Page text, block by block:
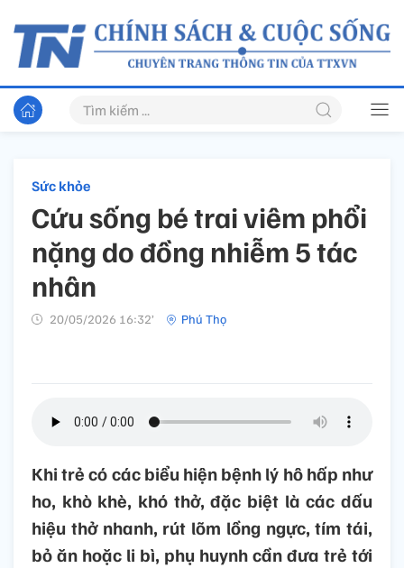
Sức khỏe
Cứu sống bé trai viêm phổi
nặng do đồng nhiễm 5 tác
nhân
20/05/2026 16:32’ Phú Thọ
Khi trẻ có các biểu hiện bệnh lý hô hấp như
ho, khò khè, khó thở, đặc biệt là các dấu
hiệu thở nhanh, rút lõm lồng ngực, tím tái,
bỏ ăn hoặc li bì, phụ huynh cần đưa trẻ tới